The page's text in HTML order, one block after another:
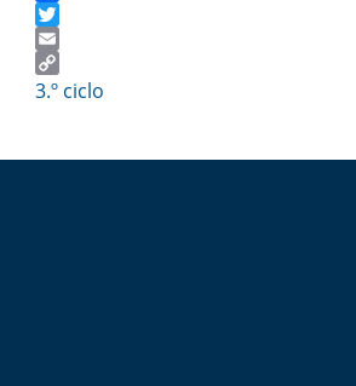
Facebook
Twitter
Email
Copy
3.º ciclo